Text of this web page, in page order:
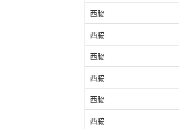
西脇
西脇
西脇
西脇
西脇
西脇